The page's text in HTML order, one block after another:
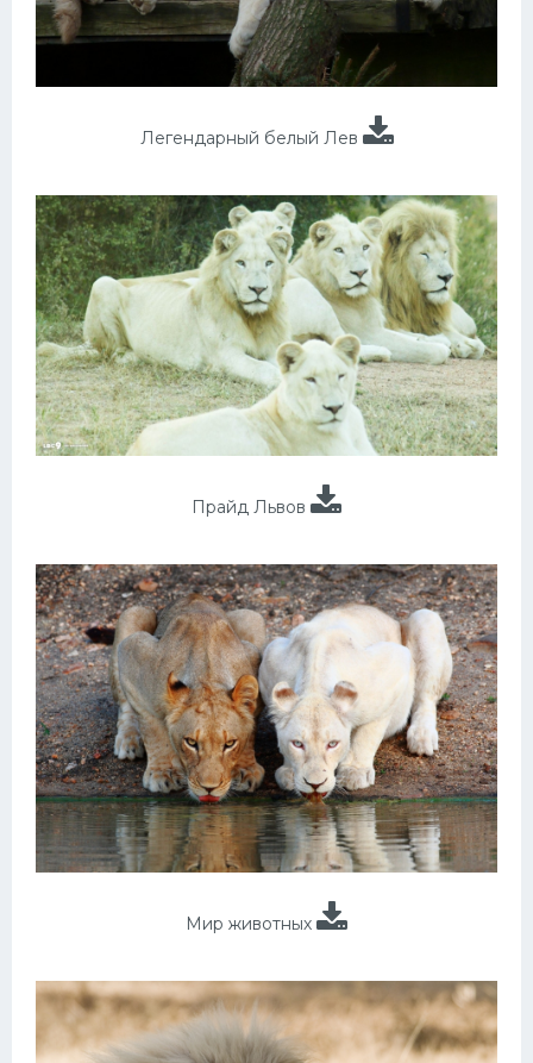
Легендарный белый Лев
Прайд Львов
Мир животных